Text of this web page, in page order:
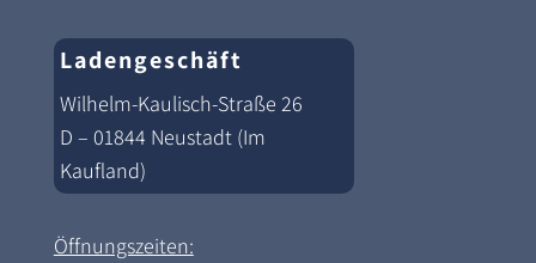
Ladengeschäft
Wilhelm-Kaulisch-Straße 26
D – 01844 Neustadt (Im
Kaufland)
Öffnungszeiten: